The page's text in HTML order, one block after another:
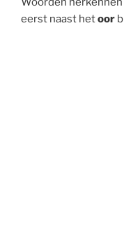
eerst naast hetoor